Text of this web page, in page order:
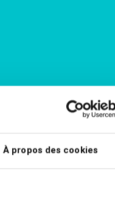
À propos des cookies